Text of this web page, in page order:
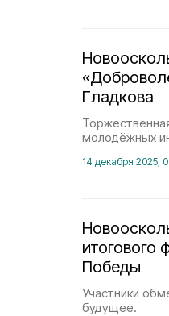
Гладкова
молодёжных
14 декабря 2025,
итогового
Победы
Участники
будущее.